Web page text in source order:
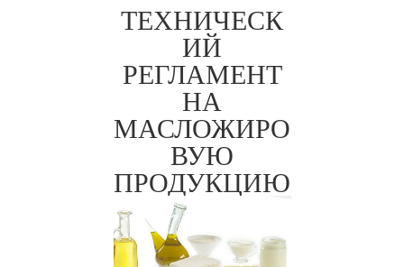
ТР ТС
024/201
1
ТЕХНИЧЕСК
ИЙ
РЕГЛАМЕНТ
НА
МАСЛОЖИРО
ВУЮ
ПРОДУКЦИЮ